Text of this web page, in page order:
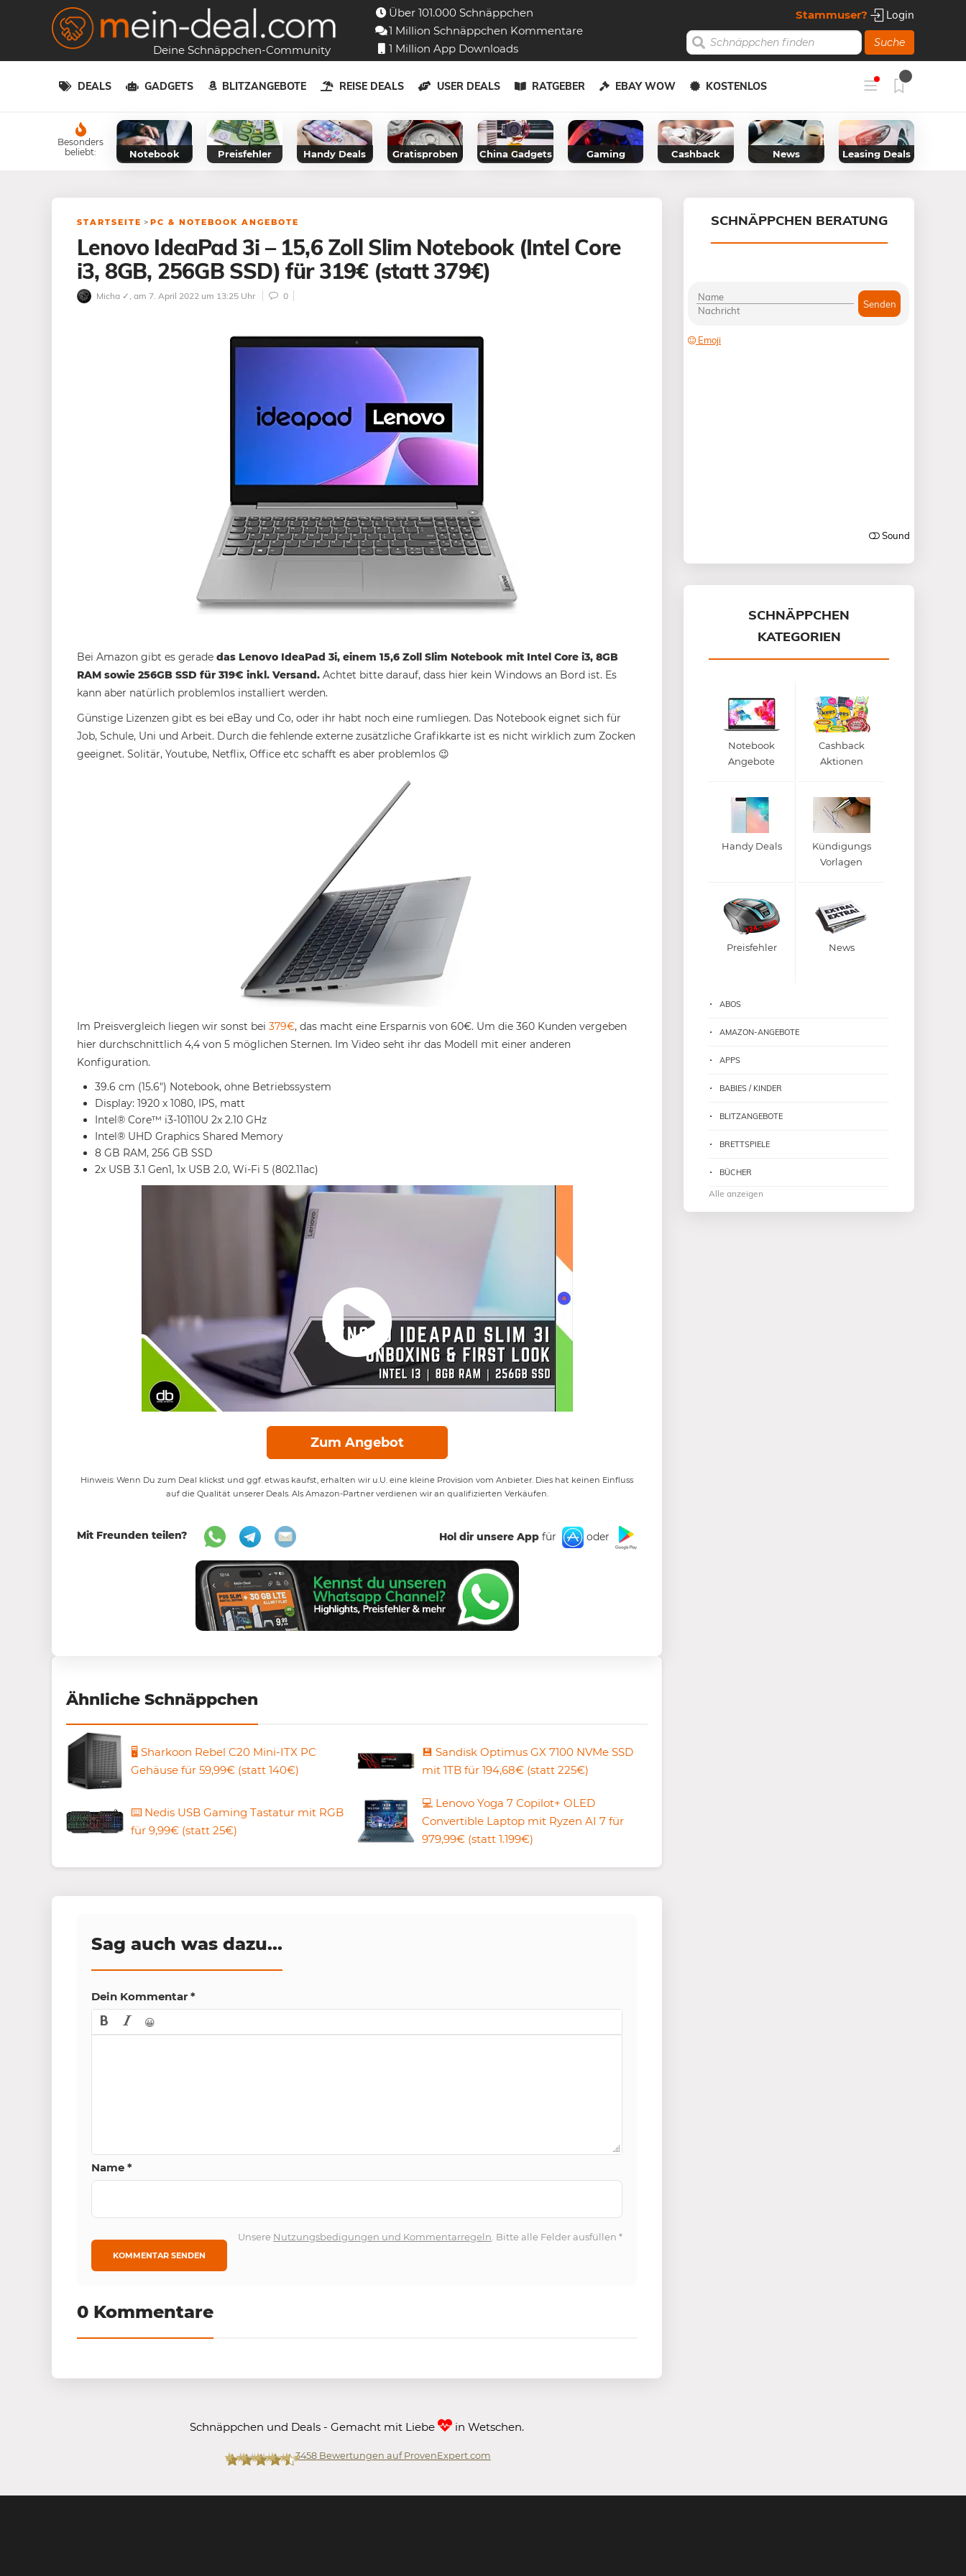
Deine Schnäppchen-Community
Über 101.000 Schnäppchen
1 Million Schnäppchen Kommentare
1 Million App Downloads
Stammuser? Login
Suche
DEALS GADGETS BLITZANGEBOTE REISE DEALS USER DEALS RATGEBER EBAY WOW KOSTENLOS
Besonders
beliebt:
Notebook Preisfehler Handy Deals Gratisproben China Gadgets Gaming Cashback News Leasing Deals
STARTSEITE > PC & NOTEBOOK ANGEBOTE
Lenovo IdeaPad 3i – 15,6 Zoll Slim Notebook (Intel Core
i3, 8GB, 256GB SSD) für 319€ (statt 379€)
Micha ✓ , am 7. April 2022 um 13:25 Uhr 0
Bei Amazon gibt es gerade das Lenovo IdeaPad 3i, einem 15,6 Zoll Slim Notebook mit Intel Core i3, 8GB
RAM sowie 256GB SSD für 319€ inkl. Versand. Achtet bitte darauf, dass hier kein Windows an Bord ist. Es
kann aber natürlich problemlos installiert werden.
Günstige Lizenzen gibt es bei eBay und Co, oder ihr habt noch eine rumliegen. Das Notebook eignet sich für
Job, Schule, Uni und Arbeit. Durch die fehlende externe zusätzliche Grafikkarte ist es nicht wirklich zum Zocken
geeignet. Solitär, Youtube, Netflix, Office etc schafft es aber problemlos 😉
Im Preisvergleich liegen wir sonst bei 379€, das macht eine Ersparnis von 60€. Um die 360 Kunden vergeben
hier durchschnittlich 4,4 von 5 möglichen Sternen. Im Video seht ihr das Modell mit einer anderen
Konfiguration.
39.6 cm (15.6″) Notebook, ohne Betriebssystem
Display: 1920 x 1080, IPS, matt
Intel® Core™ i3-10110U 2x 2.10 GHz
Intel® UHD Graphics Shared Memory
8 GB RAM, 256 GB SSD
2x USB 3.1 Gen1, 1x USB 2.0, Wi-Fi 5 (802.11ac)
Zum Angebot
Hinweis: Wenn Du zum Deal klickst und ggf. etwas kaufst, erhalten wir u.U. eine kleine Provision vom Anbieter. Dies hat keinen Einfluss
auf die Qualität unserer Deals. Als Amazon-Partner verdienen wir an qualifizierten Verkäufen.
Mit Freunden teilen? Hol dir unsere App für oder
Ähnliche Schnäppchen
🖥️ Sharkoon Rebel C20 Mini-ITX PC
Gehäuse für 59,99€ (statt 140€)
💾 Sandisk Optimus GX 7100 NVMe SSD
mit 1TB für 194,68€ (statt 225€)
⌨️ Nedis USB Gaming Tastatur mit RGB
für 9,99€ (statt 25€)
💻 Lenovo Yoga 7 Copilot+ OLED
Convertible Laptop mit Ryzen AI 7 für
979,99€ (statt 1.199€)
Sag auch was dazu...
Dein Kommentar *
😀
Name *
Unsere Nutzungsbedigungen und Kommentarregeln . Bitte alle Felder ausfüllen*
0 Kommentare
Schnäppchen und Deals - Gemacht mit Liebe in Wetschen.
3458Bewertungen auf ProvenExpert.com
SCHNÄPPCHEN BERATUNG
SCHNÄPPCHEN
KATEGORIEN
Notebook
Angebote
Cashback
Aktionen
Handy Deals
Kündigungs
Vorlagen
Preisfehler News
ABOS
AMAZON-ANGEBOTE
APPS
BABIES / KINDER
BLITZANGEBOTE
BRETTSPIELE
BÜCHER
Alle anzeigen